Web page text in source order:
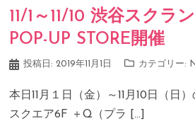
11/1～11/10 渋谷スク
POP-UP STORE開催
投稿日: 2019年11月1日 カテゴリー:
本日11月１日（金）～11月10日（日
スクエア6F ＋Q（プラ […]